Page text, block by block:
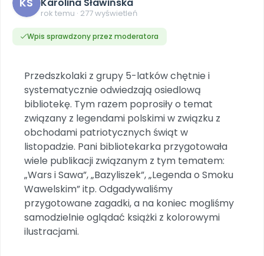
Scenariusze i artykuły
Pomoce dydaktyczne
Plany tygodniowe
Praca wychowawcza
Bliżejprzedszkolne zestawy
Zestawy do pobrania
POLECAMY
Wybierz prezent
Przy zamówieniu prenumeraty
Zaplanuj rok przedszkolny
Materiały na nowy rok
Miesięczniki
Ebooki
Wszystko dla przedszkoli
Zamówienia hurtowe
NA SKRÓTY
Letnia wyprzedaż
Promocje w sklepie
Nowości
Zapowiedzi
Konferencje
Spotkania na dużą skalę
POLECAMY
Akademia Muzyki i Ruchu
Szkolenia muzyczne
INNE
Ebooki
Nasze interaktywne ebooki
Gotowa w mniej niż 10 min • 14 dni bez opłat
Pakiet bliżej MAX
Poznajemy regiony
Sensosmyki
Patronat BLIŻEJ PRZEDSZKOLA
Literkowo
Nauka liter i głosek
Sprintem do maratonu
Ruch i motywacja
Bliżej Pieska
Pomoc zwierzętom
Książka (dla) Przedszkolaka
Promowanie czytelnictwa
SOCIAL MEDIA
Facebook
Aktualności
Zobacz nas na Instagramie
TikTok
Zobacz nas na TikToku
YouTube
Filmy edukacyjne
rok temu · 277 wyświetleń
Wpis sprawdzony przez moderatora
Przedszkolaki z grupy 5-latków chętnie i
systematycznie odwiedzają osiedlową
bibliotekę. Tym razem poprosiły o temat
związany z legendami polskimi w związku z
obchodami patriotycznych świąt w
listopadzie. Pani bibliotekarka przygotowała
wiele publikacji związanym z tym tematem:
„Wars i Sawa”, „Bazyliszek”, „Legenda o Smoku
Wawelskim” itp. Odgadywaliśmy
przygotowane zagadki, a na koniec mogliśmy
samodzielnie oglądać książki z kolorowymi
ilustracjami.